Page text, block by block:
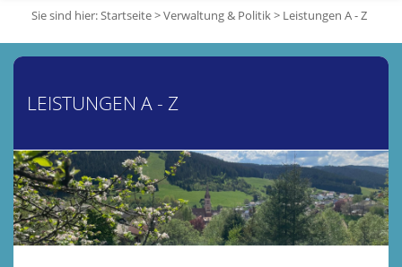
Sie sind hier:Startseite>Verwaltung & Politik> Leistungen A - Z
LEISTUNGEN A - Z